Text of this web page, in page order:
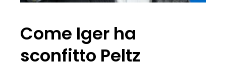
Come Iger ha
sconfitto Peltz